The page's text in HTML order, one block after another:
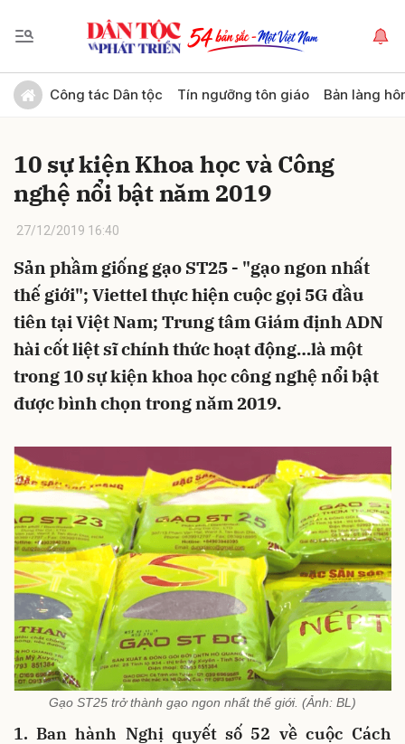
Công tác Dân tộc Tín ngưỡng tôn giáo Bản làng
10 sự kiện Khoa học và Công
nghệ nổi bật năm 2019
27/12/2019 16:40
Sản phầm giống gạo ST25 - "gạo ngon nhất
thế giới"; Viettel thực hiện cuộc gọi 5G đầu
tiên tại Việt Nam; Trung tâm Giám định ADN
hài cốt liệt sĩ chính thức hoạt động…là một
trong 10 sự kiện khoa học công nghệ nổi bật
được bình chọn trong năm 2019.
Gạo ST25 trở thành gạo ngon nhất thế giới. (Ảnh: BL)
1. Ban hành Nghị quyết số 52 về cuộc Cách
Gửi bình luận
Hủy Gửi